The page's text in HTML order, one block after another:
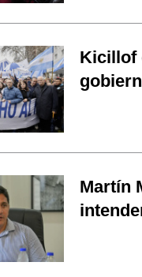
Kicillof
Martín